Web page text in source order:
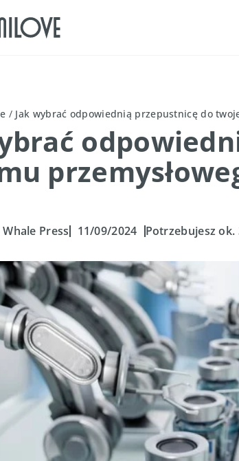
/ Jak wybrać odpowiednią przepustnicę do
Press 11/09/2024 Potrzebujesz